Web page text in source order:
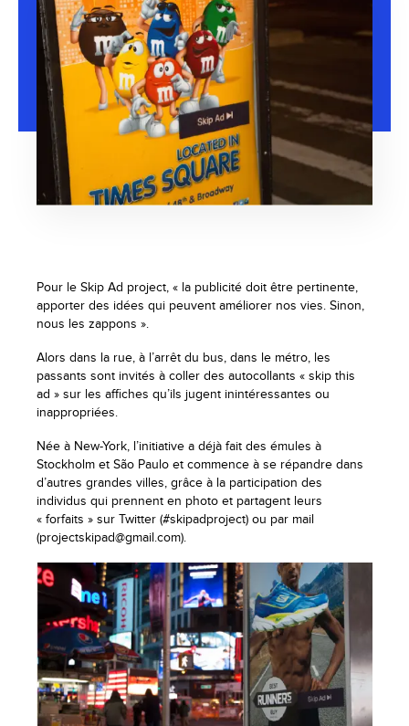
Pour le Skip Ad project, « la publicité doit être pertinente,
apporter des idées qui peuvent améliorer nos vies. Sinon,
nous les zappons ».
Alors dans la rue, à l’arrêt du bus, dans le métro, les
passants sont invités à coller des autocollants « skip this
ad » sur les affiches qu’ils jugent inintéressantes ou
inappropriées.
Née à New-York, l’initiative a déjà fait des émules à
Stockholm et São Paulo et commence à se répandre dans
d’autres grandes villes, grâce à la participation des
individus qui prennent en photo et partagent leurs
« forfaits » sur Twitter (#skipadproject) ou par mail
(projectskipad@gmail.com).